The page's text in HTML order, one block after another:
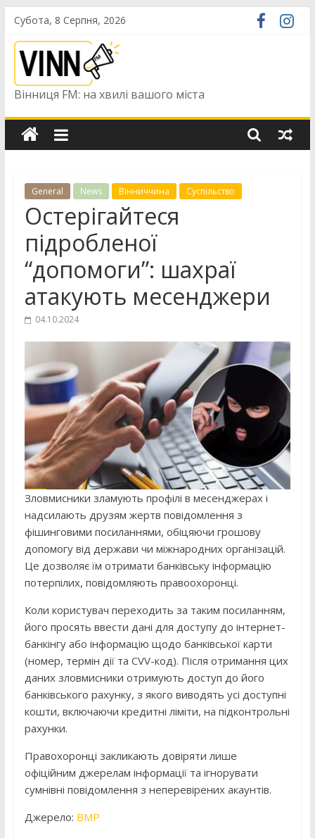
Skip
content
Субота, 8 Серпня, 2026
Вінниця FM: на хвилі вашого міста
General News Вінниччина Суспільство
Остерігайтеся
підробленої
“допомоги”: шахраї
атакують месенджери
04.10.2024
Зловмисники зламують профілі в месенджерах і
надсилають друзям жертв повідомлення з
фішинговими посиланнями, обіцяючи грошову
допомогу від держави чи міжнародних організацій.
Це дозволяє їм отримати банківську інформацію
потерпілих, повідомляють правоохоронці.
Коли користувач переходить за таким посиланням,
його просять ввести дані для доступу до інтернет-
банкінгу або інформацію щодо банківської карти
(номер, термін дії та CVV-код). Після отримання цих
даних зловмисники отримують доступ до його
банківського рахунку, з якого виводять усі доступні
кошти, включаючи кредитні ліміти, на підконтрольні
рахунки.
Правохоронці закликають довіряти лише
офіційним джерелам інформації та ігнорувати
сумнівні повідомлення з неперевірених акаунтів.
Джерело: ВМР